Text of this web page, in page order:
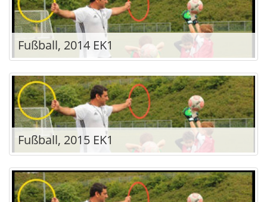
Fußball, 2014 EK1
Fußball, 2015 EK1